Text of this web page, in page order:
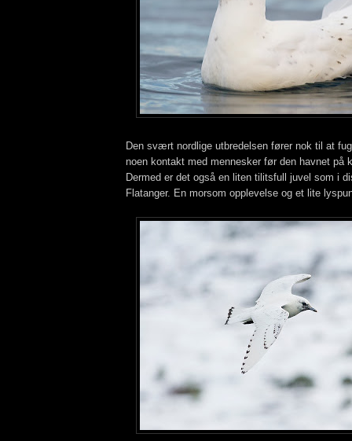
Den svært nordlige utbredelsen fører nok til at
noen kontakt med mennesker før den havnet på
Dermed er det også en liten tilitsfull juvel som i
Flatanger. En morsom opplevelse og et lite